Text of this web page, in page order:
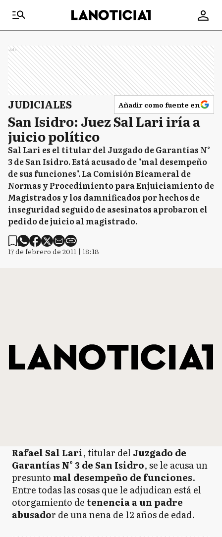
Ads
JUDICIALES Añadir como fuente en
San Isidro: Juez Sal Lari iría a
juicio político
Sal Lari es el titular del Juzgado de Garantías N°
3 de San Isidro. Está acusado de "mal desempeño
de sus funciones". La Comisión Bicameral de
Normas y Procedimiento para Enjuiciamiento de
Magistrados y los damnificados por hechos de
inseguridad seguido de asesinatos aprobaron el
pedido de juicio al magistrado.
17 de febrero de 2011 | 18:18
Rafael Sal Lari, titular delJuzgado de
Garantías N° 3 de San Isidro, se le acusa un
presunto mal desempeño de funciones.
Entre todas las cosas que le adjudican está el
otorgamiento de tenencia a un padre
abusador de una nena de 12 años de edad.